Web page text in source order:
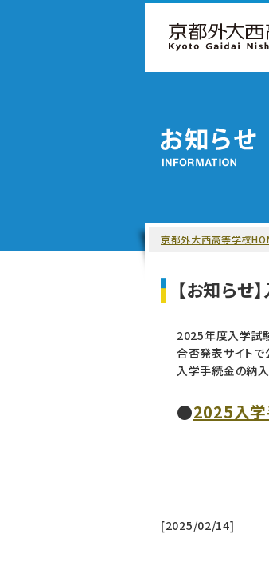
京都外大西高等学校
【お知らせ
2025年度入学試
合否発表サイトで
入学手続金の納入
●2025入
[2025/02/14]